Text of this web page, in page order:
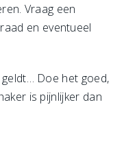
Vraag een
en eventueel
Doe het goed,
is pijnlijker dan